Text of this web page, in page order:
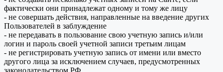
фактически они принадлежат одному и тому же лицу
- не совершать действия, направленные на введение других
Пользователей в заблуждение
- не передавать в пользование свою учетную запись и/или
логин и пароль своей учетной записи третьим лицам
- не регистрировать учетную запись от имени или вместо
другого лица за исключением случаев, предусмотренных
законодательством РФ